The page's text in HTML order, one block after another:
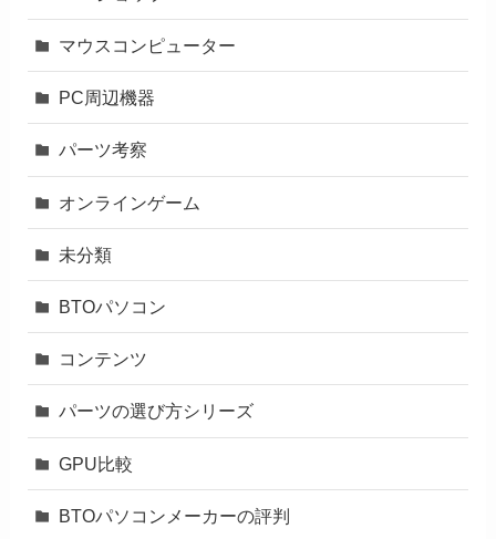
マウスコンピューター
PC周辺機器
パーツ考察
オンラインゲーム
未分類
BTOパソコン
コンテンツ
パーツの選び方シリーズ
GPU比較
BTOパソコンメーカーの評判